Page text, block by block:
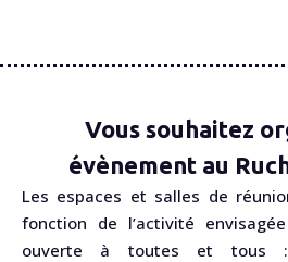
Vous souhaitez
évènement au
Les espaces et salles de
fonction de l’activité
ouverte à toutes et tous :